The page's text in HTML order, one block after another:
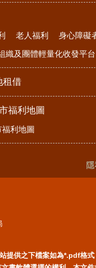
老人福利 身心障礙
織及團體輕量化收發平
租借
福利地圖
利地圖
提供之下檔案如為*.pdf格